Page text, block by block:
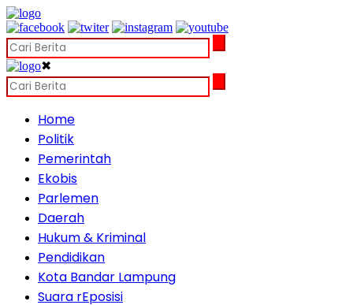
✖
Home
Politik
Pemerintah
Ekobis
Parlemen
Daerah
Hukum & Kriminal
Pendidikan
Kota Bandar Lampung
Suara rEposisi